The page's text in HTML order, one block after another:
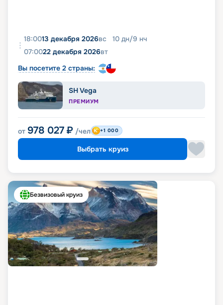
18:0013 декабря 2026вс 10 дн/9 нч
07:0022 декабря 2026вт
Вы посетите 2 страны:
SH Vega
ПРЕМИУМ
от 978 027 ₽ /чел +1 000
Выбрать круиз
Безвизовый круиз